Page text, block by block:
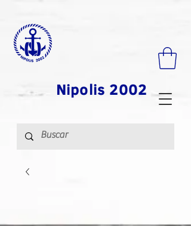
Nipolis 2002